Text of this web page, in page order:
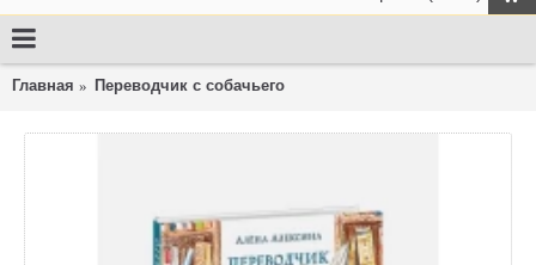
Главная Переводчик с собачьего